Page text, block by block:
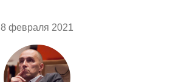
8 февраля 2021